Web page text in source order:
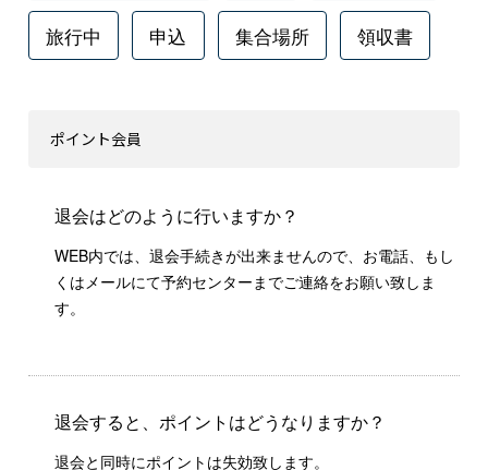
旅行中 申込 集合場所 領収書
ポイント会員
退会はどのように行いますか？
WEB内では、退会手続きが出来ませんので、お電話、もし
くはメールにて予約センターまでご連絡をお願い致しま
す。
退会すると、ポイントはどうなりますか？
退会と同時にポイントは失効致します。